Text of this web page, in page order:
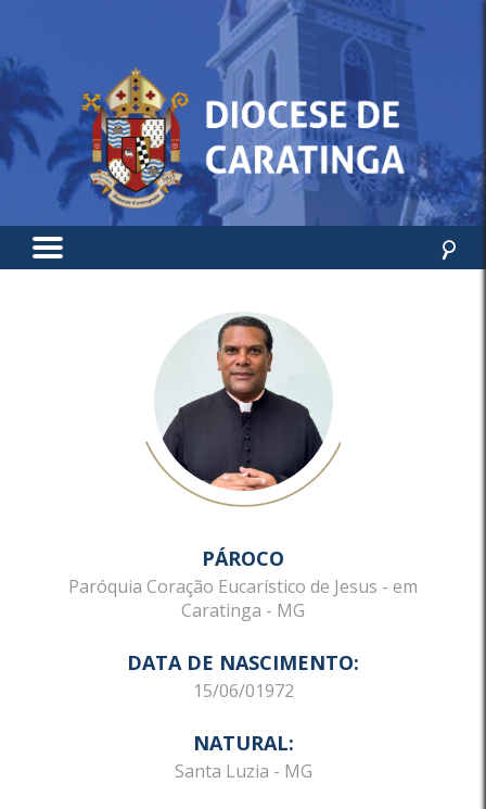
PÁROCO
Paróquia Coração Eucarístico de Jesus - em
Caratinga - MG
DATA DE NASCIMENTO:
15/06/01972
NATURAL:
Santa Luzia - MG